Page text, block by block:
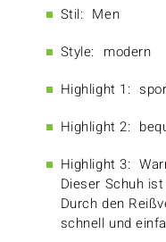
Stil: Men
Style: modern
Highlight 1:
Highlight 2:
Highlight 3:
Dieser Schuh
Durch den
schnell und